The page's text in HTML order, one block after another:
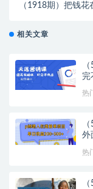
（1918期）把钱
相关文章
完
热
外
热